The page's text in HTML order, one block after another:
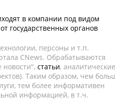
в компании под видом
государственных органов
персоны и т.п.
CNews. Обрабатываются
новости", статьи, аналитические
Таким образом, чем
тем более информативен
информацией, в т.ч.